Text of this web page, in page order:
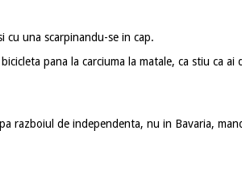
cu una scarpinandu-se in cap.
pana la carciuma la matale, ca stiu ca
razboiul de independenta, nu in Bavaria,